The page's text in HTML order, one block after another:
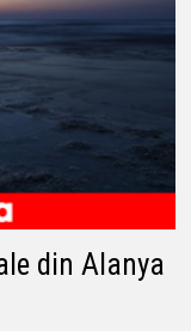
din Alanya